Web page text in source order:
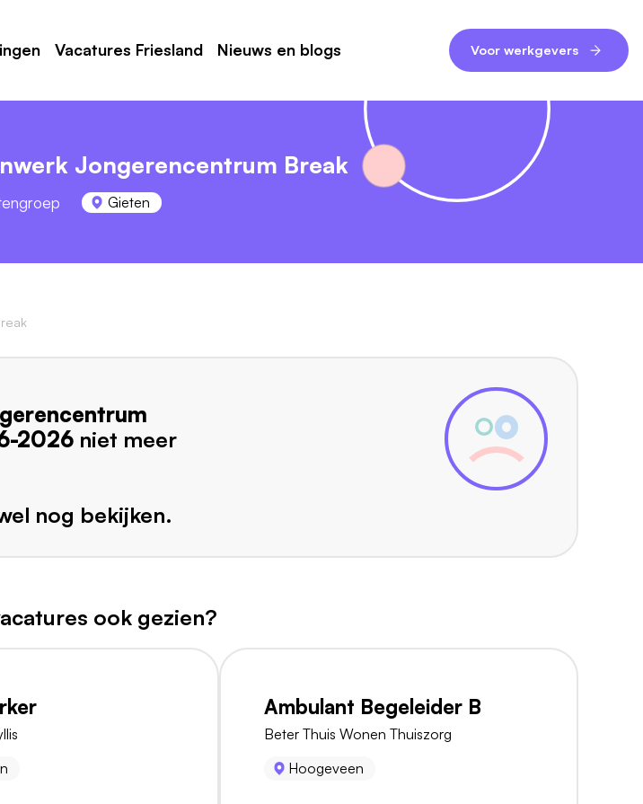
Vacatures Friesland Nieuws en blogs Voor werkgevers
Jongerencentrum Break
Gieten
2026 niet meer
nog bekijken.
ook gezien?
Ambulant Begeleider B
Beter Thuis Wonen Thuiszorg
Hoogeveen